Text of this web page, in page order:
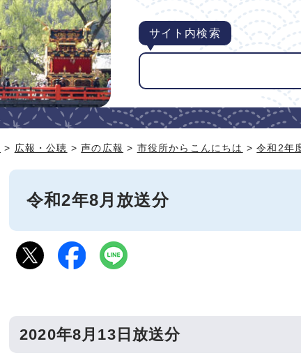
サイト内検索
> 広報・公聴 >声の広報 > 市役所からこんにちは >令和2年
令和2年8月放送分
2020年8月13日放送分